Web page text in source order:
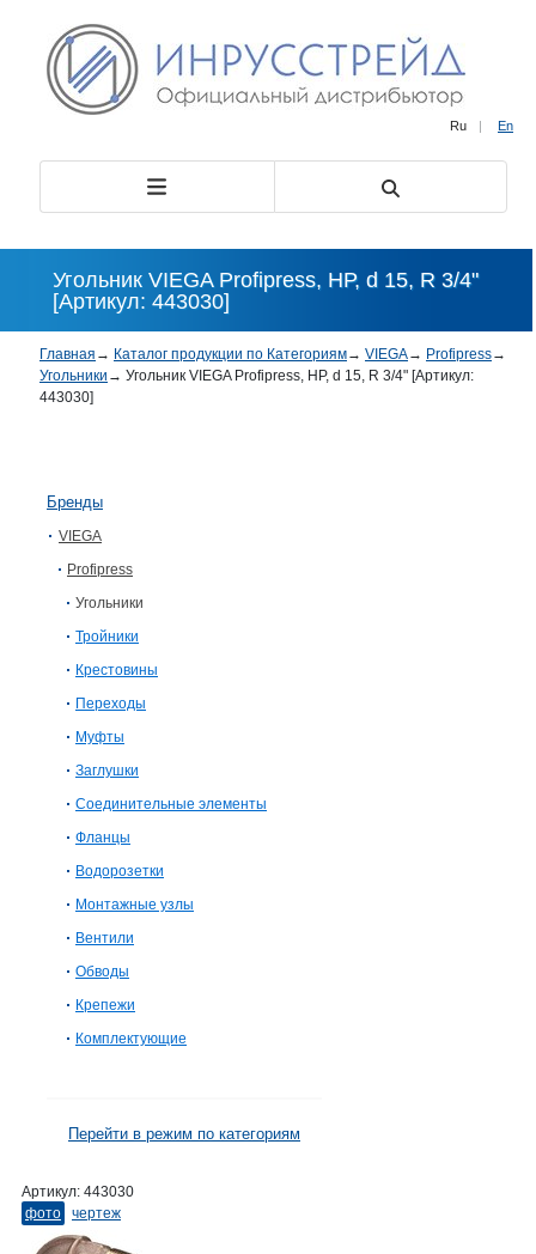
Ru | En
Угольник VIEGA Profipress, НР, d 15, R 3/4"
[Артикул: 443030]
Главная → Каталог продукции по Категориям→ VIEGA→ Profipress→
Угольники → Угольник VIEGA Profipress, НР, d 15, R 3/4" [Артикул:
443030]
Бренды
VIEGA
Profipress
Угольники
Тройники
Крестовины
Переходы
Муфты
Заглушки
Соединительные элементы
Фланцы
Водорозетки
Монтажные узлы
Вентили
Обводы
Крепежи
Комплектующие
Перейти в режим по категориям
Артикул: 443030
фото
чертеж